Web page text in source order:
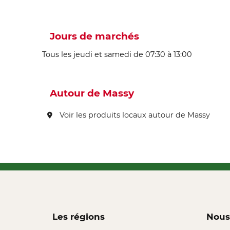
Jours de marchés
Tous les jeudi et samedi de 07:30 à 13:00
Autour de Massy
Voir les produits locaux autour de Massy
Les régions